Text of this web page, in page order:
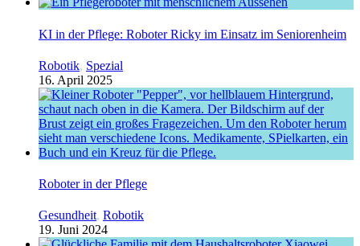
KI in der Pflege: Roboter Ricky im Einsatz im Seniorenheim
Robotik, Spezial
16. April 2025
Roboter in der Pflege
Gesundheit, Robotik
19. Juni 2024